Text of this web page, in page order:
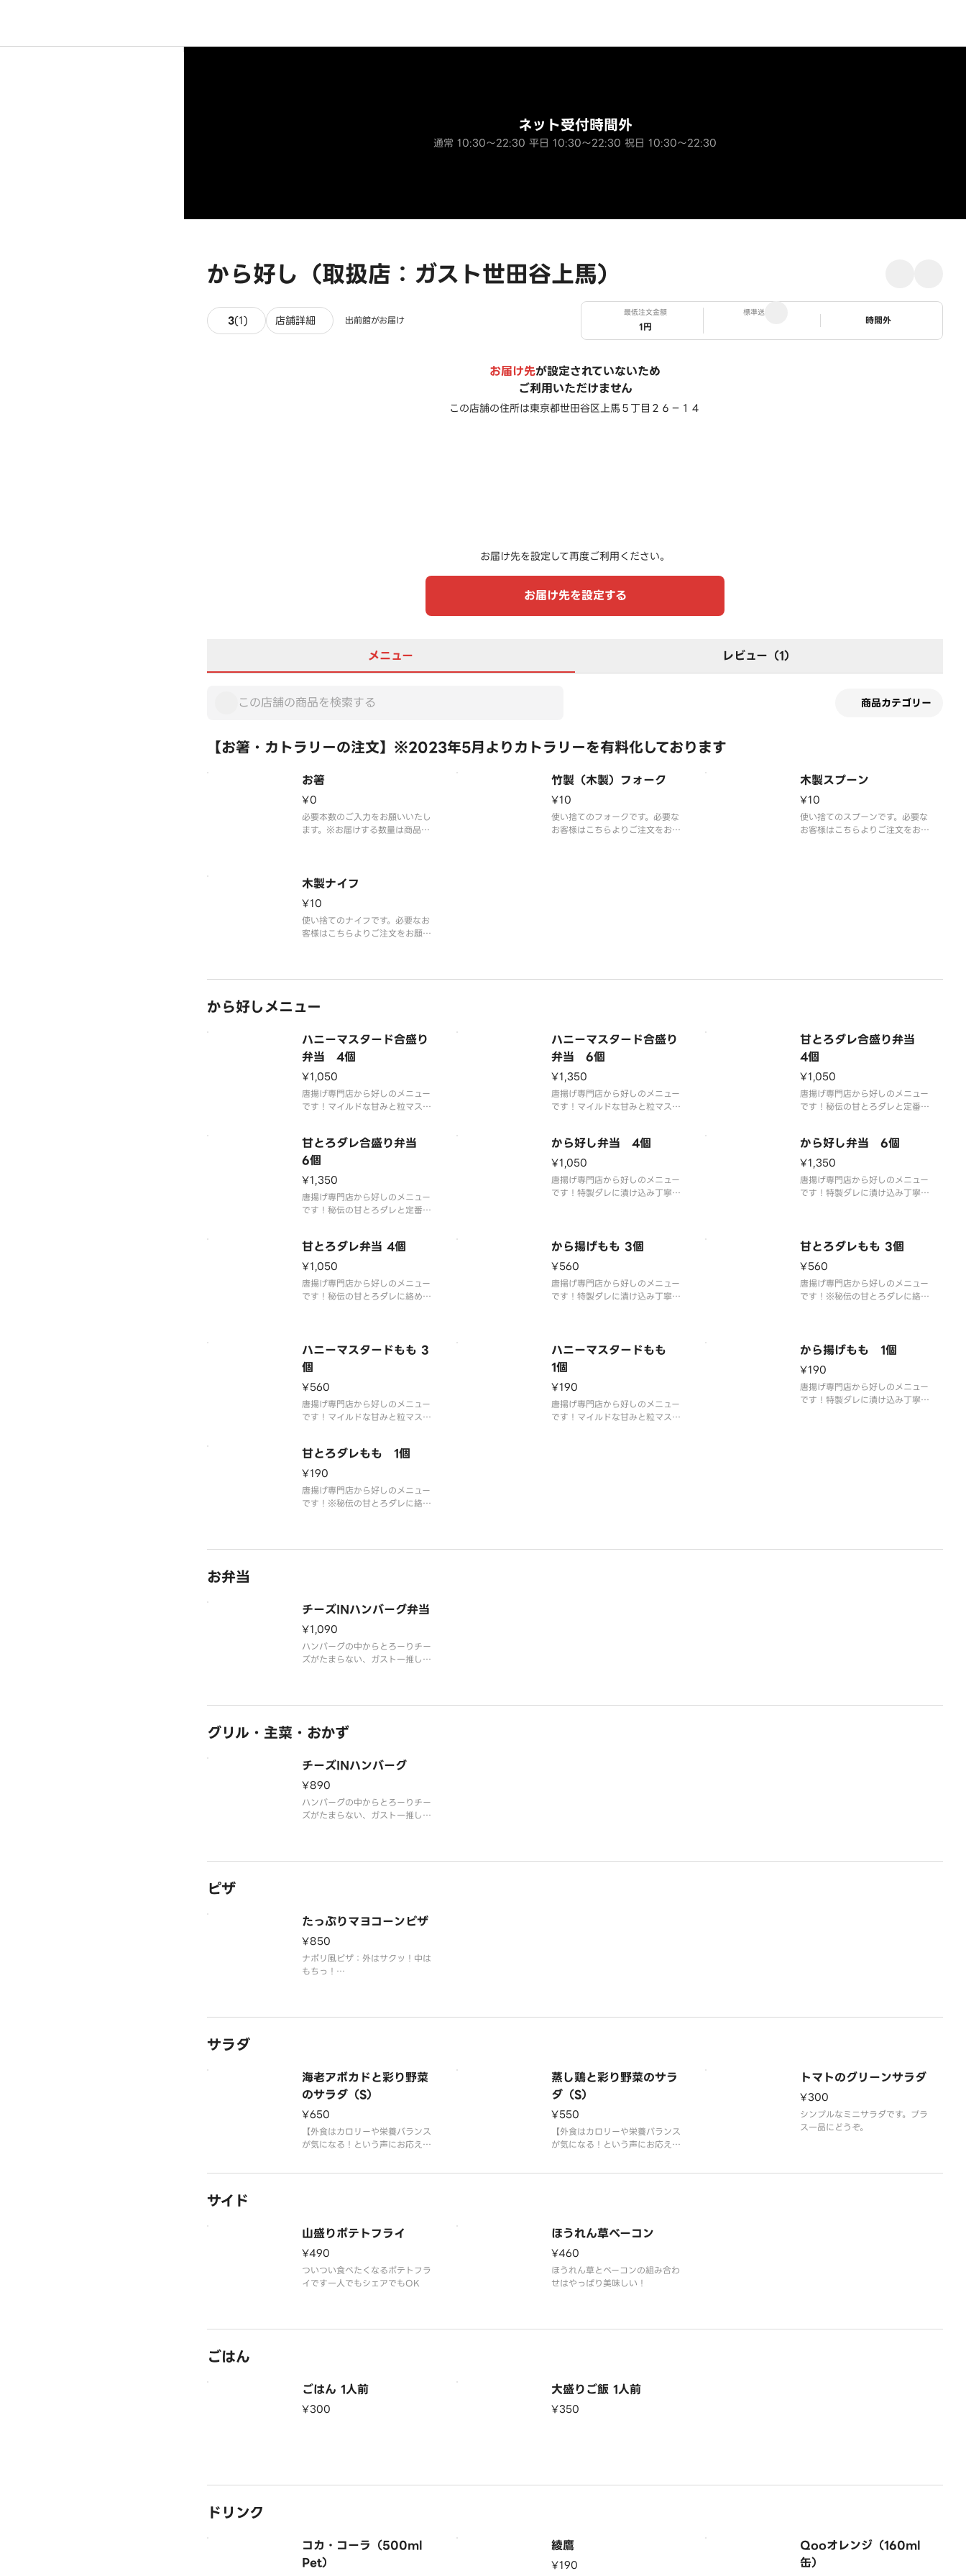
から好し（取扱店：ガスト世田谷上馬）
ネット受付時間外
通常 10:30～22:30 平日 10:30～22:30 祝日 10:30～22:30
3(1) 1件のレビュー
店舗詳細 出前館がお届け
最低注文金額
1円
標準送料
ステータス
時間外
お届け先が設定されていないため
ご利用いただけません
この店舗の住所は東京都世田谷区上馬５丁目２６－１４
お届け先を設定して再度ご利用ください。
お届け先を設定する
メニュー レビュー（1）
商品カテゴリー
【お箸・カトラリーの注文】※2023年5月よりカトラリーを有料化しております
お箸
¥0
必要本数のご入力をお願いいたし
ます。※お届けする数量は商品数
竹製（木製）フォーク
¥10
使い捨てのフォークです。必要な
お客様はこちらよりご注文をお願
木製スプーン
¥10
使い捨てのスプーンです。必要な
お客様はこちらよりご注文をお願
木製ナイフ
¥10
使い捨てのナイフです。必要なお
客様はこちらよりご注文をお願い
から好しメニュー
ハニーマスタード合盛り
弁当 4個
¥1,050
唐揚げ専門店から好しのメニュー
です！マイルドな甘みと粒マスタ
す。
ハニーマスタード合盛り
弁当 6個
¥1,350
唐揚げ専門店から好しのメニュー
です！マイルドな甘みと粒マスタ
す。
甘とろダレ合盛り弁当
4個
¥1,050
唐揚げ専門店から好しのメニュー
です！秘伝の甘とろダレと定番の
甘とろダレ合盛り弁当
6個
¥1,350
唐揚げ専門店から好しのメニュー
です！秘伝の甘とろダレと定番の
から好し弁当 4個
¥1,050
唐揚げ専門店から好しのメニュー
です！特製ダレに漬け込み丁寧に
から好し弁当 6個
¥1,350
唐揚げ専門店から好しのメニュー
です！特製ダレに漬け込み丁寧に
甘とろダレ弁当 4個
¥1,050
唐揚げ専門店から好しのメニュー
です！秘伝の甘とろダレに絡めた
から揚げもも 3個
¥560
唐揚げ専門店から好しのメニュー
です！特製ダレに漬け込み丁寧に
甘とろダレもも 3個
¥560
唐揚げ専門店から好しのメニュー
です！※秘伝の甘とろダレに絡め
ハニーマスタードもも 3
個
¥560
唐揚げ専門店から好しのメニュー
です！マイルドな甘みと粒マスタ
ハニーマスタードもも
1個
¥190
唐揚げ専門店から好しのメニュー
です！マイルドな甘みと粒マスタ
から揚げもも 1個
¥190
唐揚げ専門店から好しのメニュー
です！特製ダレに漬け込み丁寧に
甘とろダレもも 1個
¥190
唐揚げ専門店から好しのメニュー
です！※秘伝の甘とろダレに絡め
お弁当
チーズINハンバーグ弁当
¥1,090
ハンバーグの中からとろーりチー
ズがたまらない、ガスト一推しの
グリル・主菜・おかず
チーズINハンバーグ
¥890
ハンバーグの中からとろーりチー
ズがたまらない、ガスト一推しの
ピザ
たっぷりマヨコーンピザ
¥850
ナポリ風ピザ：外はサクッ！中は
もちっ！
サラダ
海老アボカドと彩り野菜
のサラダ（S）
¥650
【外食はカロリーや栄養バランス
が気になる！という声にお応えし
り！栄養価の高い“野菜の王様”
ドを組み合わせたボリュ
蒸し鶏と彩り野菜のサラ
ダ（S）
¥550
【外食はカロリーや栄養バランス
が気になる！という声にお応えし
り！栄養価の高い“野菜の王様”
ラダです。コブドレッ
トマトのグリーンサラダ
¥300
シンプルなミニサラダです。プラ
ス一品にどうぞ。
サイド
山盛りポテトフライ
¥490
ついつい食べたくなるポテトフラ
イです一人でもシェアでもOK
ほうれん草ベーコン
¥460
ほうれん草とベーコンの組み合わ
せはやっぱり美味しい！
ごはん
ごはん 1人前
¥300
大盛りご飯 1人前
¥350
ドリンク
コカ・コーラ（500ml
Pet）
綾鷹
¥190
Qooオレンジ（160ml
缶）